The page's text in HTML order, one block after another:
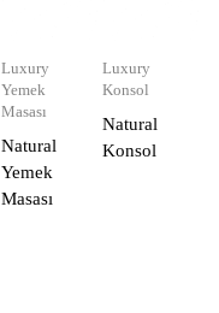
Luxury
Yemek
Masası
Natural
Yemek
Masası
Luxury
Konsol
Natural
Konsol